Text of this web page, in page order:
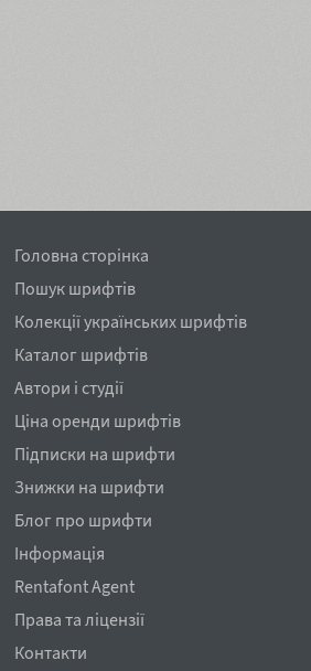
Головна сторінка
Пошук шрифтів
Колекції українських шрифтів
Каталог шрифтів
Автори і студії
Ціна оренди шрифтів
Підписки на шрифти
Знижки на шрифти
Блог про шрифти
Інформація
Rentafont Agent
Права та ліцензії
Контакти